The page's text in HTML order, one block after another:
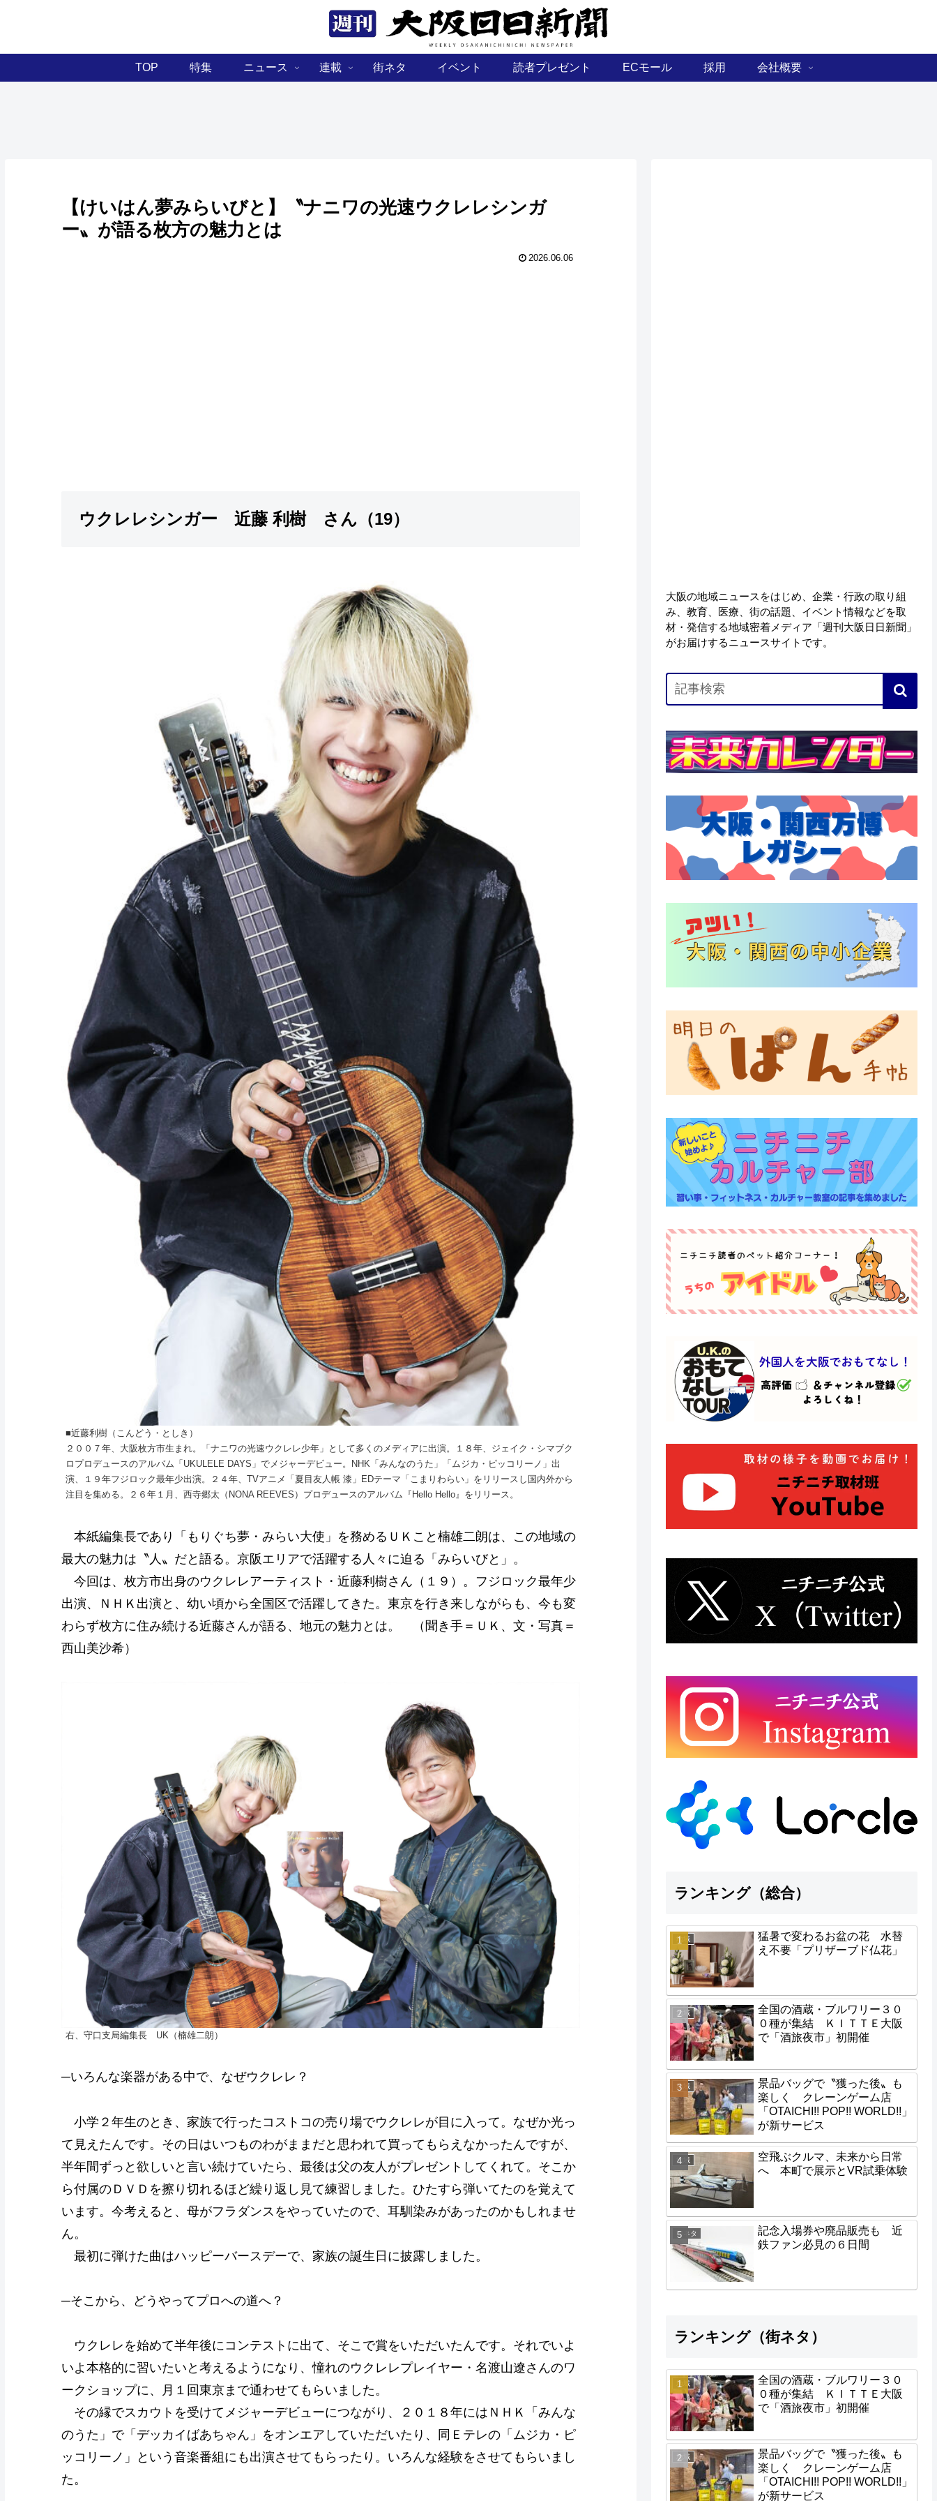
TOP 特集 ニュース 連載 街ネタ イベント 読者プレゼント ECモール 採用 会社概要
【けいはん夢みらいびと】〝ナニワの光速ウクレレシンガ
ー〟が語る枚方の魅力とは
2026.06.06
ウクレレシンガー 近藤 利樹 さん（19）
■近藤利樹（こんどう・としき）
２００７年、大阪枚方市生まれ。「ナニワの光速ウクレレ少年」として多くのメディアに出演。１８年、ジェイク・シマブク
ロプロデュースのアルバム「UKULELE DAYS」でメジャーデビュー。NHK「みんなのうた」「ムジカ・ピッコリーノ」出
演、１９年フジロック最年少出演。２４年、TVアニメ「夏目友人帳 漆」EDテーマ「こまりわらい」をリリースし国内外から
注目を集める。２６年１月、西寺郷太（NONA REEVES）プロデュースのアルバム『Hello Hello』をリリース。
本紙編集長であり「もりぐち夢・みらい大使」を務めるＵＫこと楠雄二朗は、この地域の
最大の魅力は〝人〟だと語る。京阪エリアで活躍する人々に迫る「みらいびと」。
今回は、枚方市出身のウクレレアーティスト・近藤利樹さん（１９）。フジロック最年少
出演、ＮＨＫ出演と、幼い頃から全国区で活躍してきた。東京を行き来しながらも、今も変
わらず枚方に住み続ける近藤さんが語る、地元の魅力とは。 （聞き手＝ＵＫ、文・写真＝
西山美沙希）
右、守口支局編集長 UK（楠雄二朗）
─いろんな楽器がある中で、なぜウクレレ？
小学２年生のとき、家族で行ったコストコの売り場でウクレレが目に入って。なぜか光っ
て見えたんです。その日はいつものわがままだと思われて買ってもらえなかったんですが、
半年間ずっと欲しいと言い続けていたら、最後は父の友人がプレゼントしてくれて。そこか
ら付属のＤＶＤを擦り切れるほど繰り返し見て練習しました。ひたすら弾いてたのを覚えて
います。今考えると、母がフラダンスをやっていたので、耳馴染みがあったのかもしれませ
ん。
最初に弾けた曲はハッピーバースデーで、家族の誕生日に披露しました。
─そこから、どうやってプロへの道へ？
ウクレレを始めて半年後にコンテストに出て、そこで賞をいただいたんです。それでいよ
いよ本格的に習いたいと考えるようになり、憧れのウクレレプレイヤー・名渡山遼さんのワ
ークショップに、月１回東京まで通わせてもらいました。
その縁でスカウトを受けてメジャーデビューにつながり、２０１８年にはＮＨＫ「みんな
のうた」で「デッカイばあちゃん」をオンエアしていただいたり、同Ｅテレの「ムジカ・ピ
ッコリーノ」という音楽番組にも出演させてもらったり。いろんな経験をさせてもらいまし
た。
大阪の地域ニュースをはじめ、企業・行政の取り組
み、教育、医療、街の話題、イベント情報などを取
材・発信する地域密着メディア「週刊大阪日日新聞」
がお届けするニュースサイトです。
ランキング（総合）
地域
猛暑で変わるお盆の花 水替
え不要「プリザーブド仏花」
地域
全国の酒蔵・ブルワリー３０
０種が集結 ＫＩＴＴＥ大阪
で「酒旅夜市」初開催
地域
景品バッグで〝獲った後〟も
楽しく クレーンゲーム店
「OTAICHI!! POP!! WORLD!!」
が新サービス
地域
空飛ぶクルマ、未来から日常
へ 本町で展示とVR試乗体験
街ネタ
記念入場券や廃品販売も 近
鉄ファン必見の６日間
ランキング（街ネタ）
地域
全国の酒蔵・ブルワリー３０
０種が集結 ＫＩＴＴＥ大阪
で「酒旅夜市」初開催
地域
景品バッグで〝獲った後〟も
楽しく クレーンゲーム店
「OTAICHI!! POP!! WORLD!!」
が新サービス